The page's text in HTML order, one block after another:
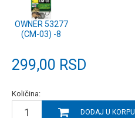
OWNER 53277
(CM-03) -8
299,00 RSD
Količina:
DODAJ U KORPU